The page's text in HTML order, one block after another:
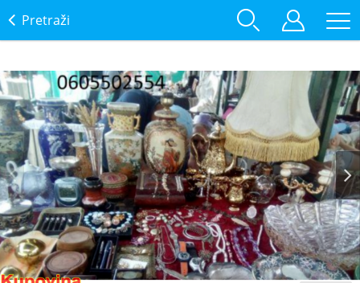
Pretraži
Prev Next